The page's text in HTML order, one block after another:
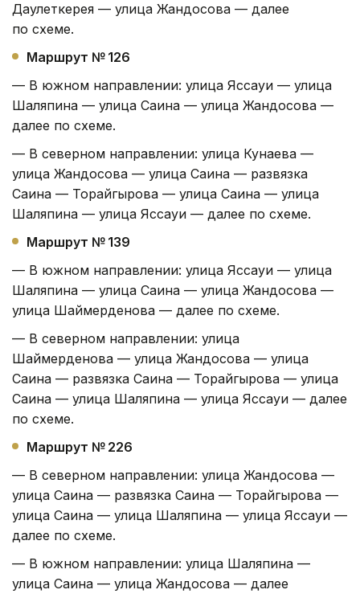
Даулеткерея — улица Жандосова — далее
по схеме.
Маршрут № 126
— В южном направлении: улица Яссауи — улица
Шаляпина — улица Саина — улица Жандосова —
далее по схеме.
— В северном направлении: улица Кунаева —
улица Жандосова — улица Саина — развязка
Саина — Торайгырова — улица Саина — улица
Шаляпина — улица Яссауи — далее по схеме.
Маршрут № 139
— В южном направлении: улица Яссауи — улица
Шаляпина — улица Саина — улица Жандосова —
улица Шаймерденова — далее по схеме.
— В северном направлении: улица
Шаймерденова — улица Жандосова — улица
Саина — развязка Саина — Торайгырова — улица
Саина — улица Шаляпина — улица Яссауи — далее
по схеме.
Маршрут № 226
— В северном направлении: улица Жандосова —
улица Саина — развязка Саина — Торайгырова —
улица Саина — улица Шаляпина — улица Яссауи —
далее по схеме.
— В южном направлении: улица Шаляпина —
улица Саина — улица Жандосова — далее